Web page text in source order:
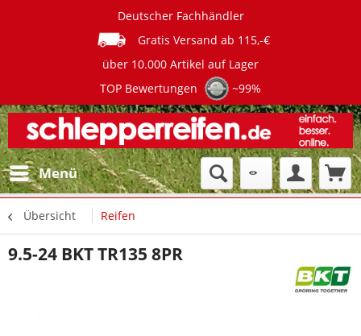
Deutscher Fachhändler
Gratis Versand ab 115,-€
über 10.000 Artikel auf Lager
TOP Bewertungen
~99%
Menü
Übersicht Reifen
9.5-24 BKT TR135 8PR